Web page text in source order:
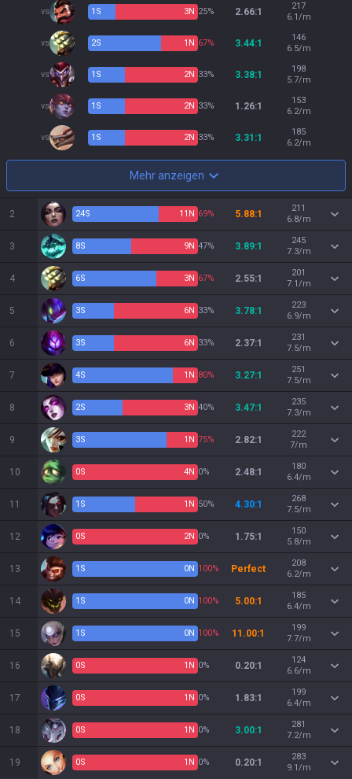
vs 1 S 3N 25% 2.66:1
217
6.1/m
vs 2S 1 N 67% 3.44:1
146
6.5/m
vs 1 S 2N 33% 3.38:1
198
5.7/m
vs 1 S 2N 33% 1.26:1
153
6.2/m
vs 1 S 2N 33% 3.31:1
185
6.2/m
Mehr anzeigen
2 24S 11 N 69% 5.88:1
211
6.8/m
3 8S 9N 47% 3.89:1
245
7.3/m
4 6S 3N 67% 2.55:1
201
7.1/m
5 3S 6N 33% 3.78:1
223
6.9/m
6 3S 6N 33% 2.37:1
231
7.5/m
7 4S 1 N 80% 3.27:1
251
7.5/m
8 2S 3N 40% 3.47:1
235
7.3/m
9 3S 1 N 75% 2.82:1
222
7/m
10 0S 4N 0% 2.48:1
180
6.4/m
11 1 S 1 N 50% 4.30:1
268
7.5/m
12 0S 2N 0% 1.75:1
150
5.8/m
13 1 S 0N 100% Perfect
208
6.2/m
14 1 S 0N 100% 5.00:1
185
6.4/m
15 1 S 0N 100% 11.00:1
199
7.7/m
16 0S 1 N 0% 0.20:1
124
6.6/m
17 0S 1 N 0% 1.83:1
199
6.4/m
18 0S 1 N 0% 3.00:1
281
7.2/m
19 0S 1 N 0% 0.20:1
283
9.1/m